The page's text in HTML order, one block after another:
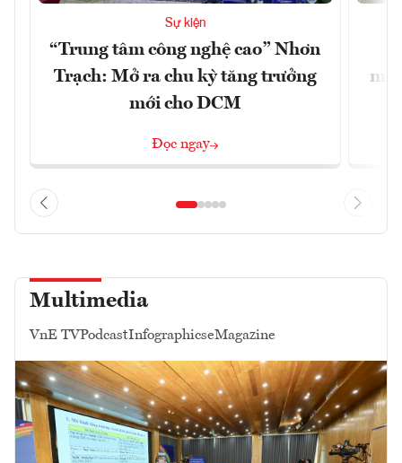
Sự kiện
“Trung tâm công nghệ cao” Nhơn
Trạch: Mở ra chu kỳ tăng trưởng
mới cho DCM
Đọc ngay
Multimedia
VnE TVPodcastInfographicseMagazine